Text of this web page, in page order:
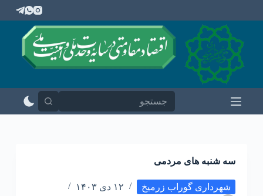
ر
ت
سه شنبه های مردمی
شهرداری گوراب زرمیخ
۱۲ دی ۱۴۰۳